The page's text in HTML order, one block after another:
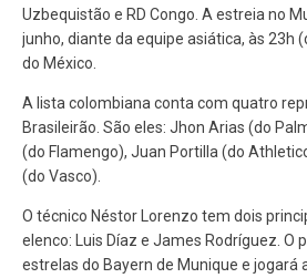
Uzbequistão e RD Congo. A estreia no
junho, diante da equipe asiática, às 23h
do México.
A lista colombiana conta com quatro
Brasileirão. São eles: Jhon Arias (do
(do Flamengo), Juan Portilla (do
(do Vasco).
O técnico Néstor Lorenzo tem dois
elenco: Luis Díaz e James Rodríguez. O
estrelas do Bayern de Munique e jogará